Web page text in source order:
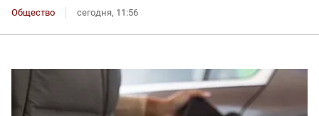
Общество сегодня, 11:56